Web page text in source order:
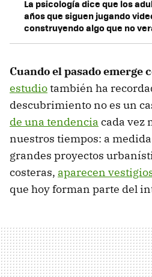
La psicología dice que los
años que siguen jugando
construyendo algo que no
Cuando el pasado emerge
estudiotambién ha
descubrimiento no es un
de una tendencia cada vez
nuestros tiempos: a
grandes proyectos
costeras, aparecen
que hoy forman parte del